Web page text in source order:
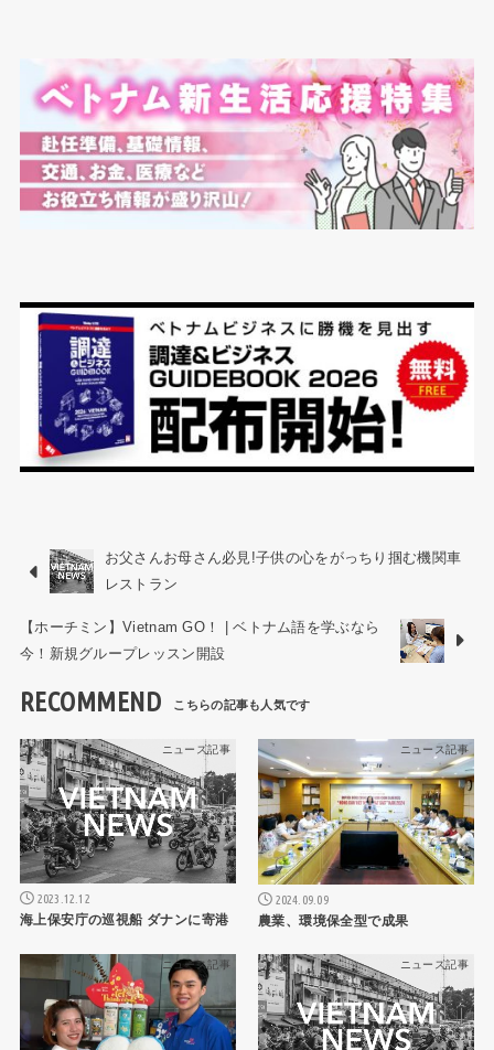
お父さんお母さん必見!子供の心をがっちり掴む機関車
レストラン
【ホーチミン】Vietnam GO！ | ベトナム語を学ぶなら
今！新規グループレッスン開設
RECOMMEND
ニュース記事
2023.12.12
海上保安庁の巡視船 ダナンに寄港
ニュース記事
2024.09.09
農業、環境保全型で成果
ニュース記事 ニュース記事